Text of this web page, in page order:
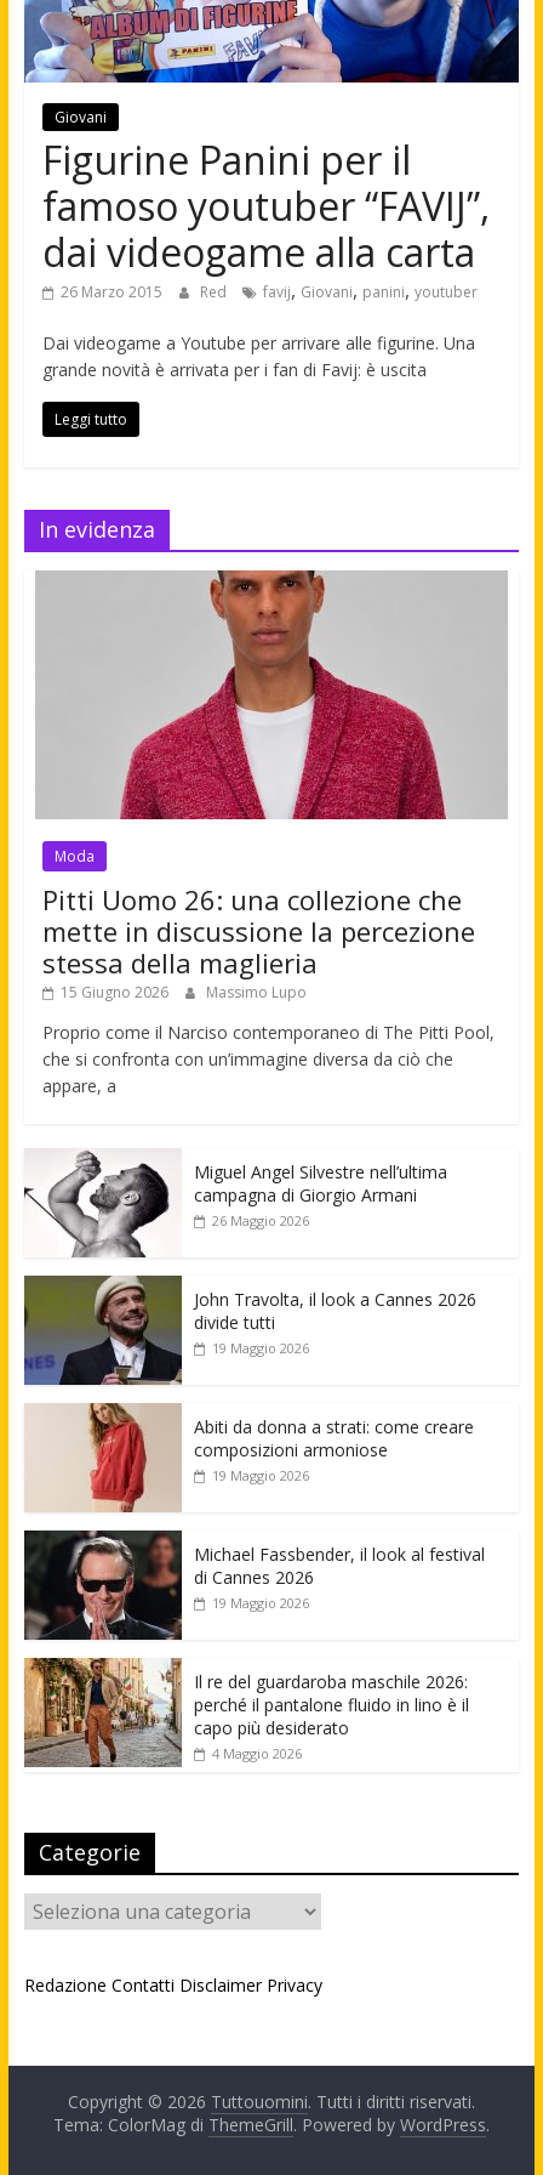
Giovani
Figurine Panini per il
famoso youtuber “FAVIJ”,
dai videogame alla carta
26 Marzo 2015 Red favij, Giovani, panini, youtuber
Dai videogame a Youtube per arrivare alle figurine. Una
grande novità è arrivata per i fan di Favij: è uscita
Leggi tutto
In evidenza
Moda
Pitti Uomo 26: una collezione che
mette in discussione la percezione
stessa della maglieria
15 Giugno 2026 Massimo Lupo
Proprio come il Narciso contemporaneo di The Pitti Pool,
che si confronta con un’immagine diversa da ciò che
appare, a
Miguel Angel Silvestre nell’ultima
campagna di Giorgio Armani
26 Maggio 2026
John Travolta, il look a Cannes 2026
divide tutti
19 Maggio 2026
Abiti da donna a strati: come creare
composizioni armoniose
19 Maggio 2026
Michael Fassbender, il look al festival
di Cannes 2026
19 Maggio 2026
Il re del guardaroba maschile 2026:
perché il pantalone fluido in lino è il
capo più desiderato
4 Maggio 2026
Categorie
Categorie
Redazione Contatti Disclaimer Privacy
Copyright © 2026 Tuttouomini. Tutti i diritti riservati.
Tema: ColorMag di ThemeGrill. Powered by WordPress.